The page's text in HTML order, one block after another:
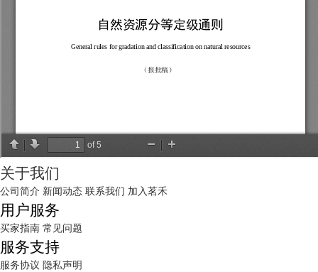
关于我们
公司简介 新闻动态 联系我们 加入茗禾
用户服务
买家指南 常见问题
服务支持
服务协议 隐私声明